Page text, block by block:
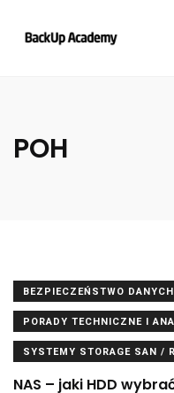
POH
BEZPIECZEŃSTWO DANYCH
PORADY TECHNICZNE I
SYSTEMY STORAGE SAN /
NAS – jaki HDD